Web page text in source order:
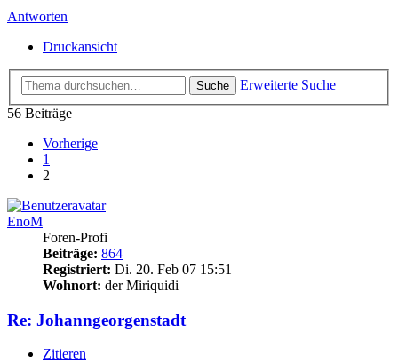
Antworten
Druckansicht
Suche
Erweiterte Suche
56 Beiträge
Vorherige
1
2
EnoM
Foren-Profi
Beiträge: 864
Registriert: Di. 20. Feb 07 15:51
Wohnort: der Miriquidi
Re: Johanngeorgenstadt
Zitieren